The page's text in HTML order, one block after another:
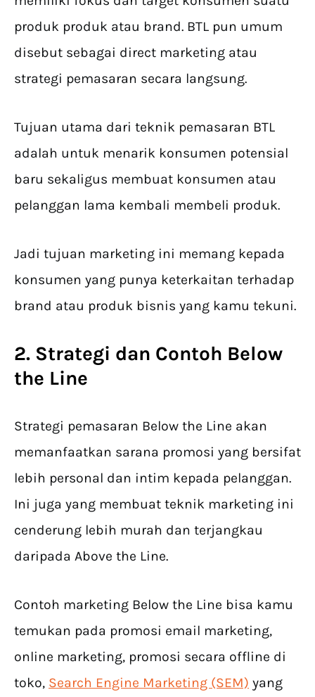
produk produk atau brand. BTL pun umum
disebut sebagai direct marketing atau
strategi pemasaran secara langsung.
Tujuan utama dari teknik pemasaran BTL
adalah untuk menarik konsumen potensial
baru sekaligus membuat konsumen atau
pelanggan lama kembali membeli produk.
Jadi tujuan marketing ini memang kepada
konsumen yang punya keterkaitan terhadap
brand atau produk bisnis yang kamu tekuni.
2. Strategi dan Contoh Below
the Line
Strategi pemasaran Below the Line akan
memanfaatkan sarana promosi yang bersifat
lebih personal dan intim kepada pelanggan.
Ini juga yang membuat teknik marketing ini
cenderung lebih murah dan terjangkau
daripada Above the Line.
Contoh marketing Below the Line bisa kamu
temukan pada promosi email marketing,
online marketing, promosi secara offline di
toko, Search Engine Marketing (SEM) yang